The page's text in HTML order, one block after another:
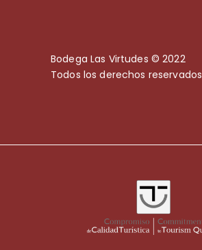
Bodega Las Virtudes © 2022
Todos los derechos reservados